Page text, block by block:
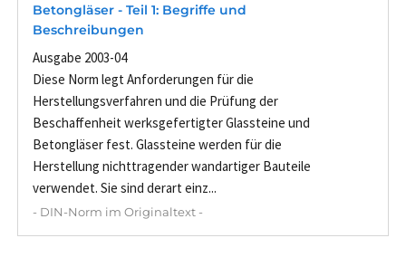
Betongläser - Teil 1: Begriffe und
Beschreibungen
Ausgabe 2003-04
Diese Norm legt Anforderungen für die
Herstellungsverfahren und die Prüfung der
Beschaffenheit werksgefertigter Glassteine und
Betongläser fest. Glassteine werden für die
Herstellung nichttragender wandartiger Bauteile
verwendet. Sie sind derart einz...
- DIN-Norm im Originaltext -